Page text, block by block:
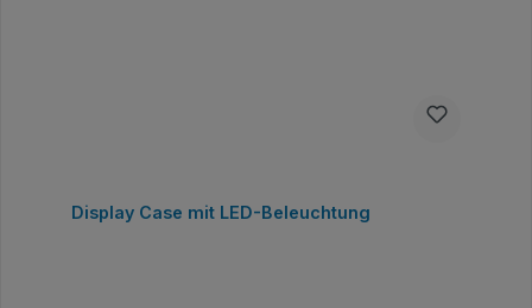
Display Case mit LED-Beleuchtung